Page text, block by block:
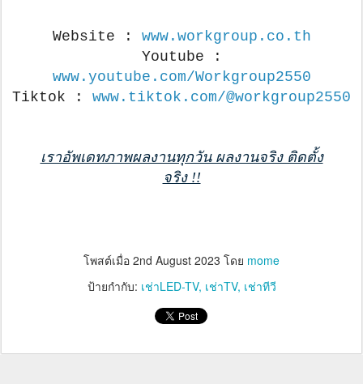
Website : www.workgroup.co.th
Youtube :
www.youtube.com/Workgroup2550
Tiktok : www.tiktok.com/@workgroup2550
เราอัพเดทภาพผลงานทุกวัน ผลงานจริง ติดตั้ง
จริง !!
โพสต์เมื่อ 2nd August 2023 โดย mome
ป้ายกำกับ: เช่าLED-TV เช่าTV เช่าทีวี